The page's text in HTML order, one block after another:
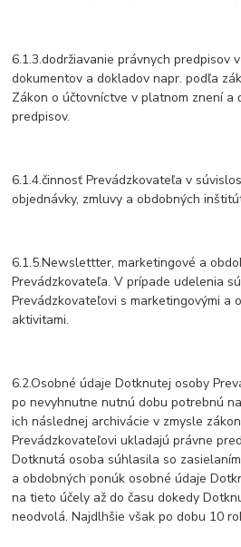
6.1.3.dodržiavanie právnych predpisov
dokumentov a dokladov napr. podľa
Zákon o účtovníctve v platnom znení a
predpisov.
6.1.4.činnosť Prevádzkovateľa v
objednávky, zmluvy a obdobných
6.1.5.Newslettter, marketingové a
Prevádzkovateľa. V prípade udelenia
Prevádzkovateľovi s marketingovými a
aktivitami.
6.2.Osobné údaje Dotknutej osoby
po nevyhnutne nutnú dobu potrebnú
ich následnej archivácie v zmysle
Prevádzkovateľovi ukladajú právne
Dotknutá osoba súhlasila so
a obdobných ponúk osobné údaje
na tieto účely až do času dokedy
neodvolá. Najdlhšie však po dobu 10